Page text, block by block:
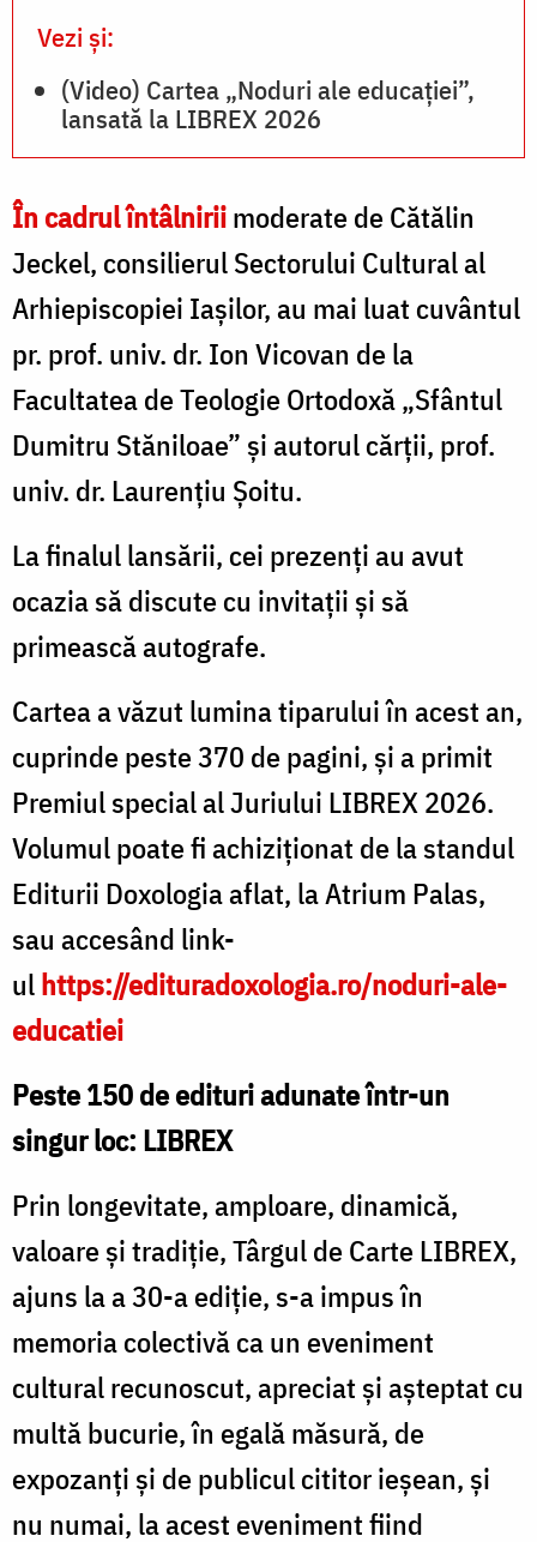
Vezi și:
(Video) Cartea „Noduri ale educației”,
lansată la LIBREX 2026
În cadrul întâlniriimoderate de Cătălin
Jeckel, consilierul Sectorului Cultural al
Arhiepiscopiei Iașilor, au mai luat cuvântul
pr. prof. univ. dr. Ion Vicovan de la
Facultatea de Teologie Ortodoxă „Sfântul
Dumitru Stăniloae” și autorul cărții, prof.
univ. dr. Laurențiu Șoitu.
La finalul lansării, cei prezenți au avut
ocazia să discute cu invitații și să
primească autografe.
Cartea a văzut lumina tiparului în acest an,
cuprinde peste 370 de pagini, și a primit
Premiul special al Juriului LIBREX 2026.
Volumul poate fi achiziționat de la standul
Editurii Doxologia aflat, la Atrium Palas,
sau accesând link-
ulhttps://edituradoxologia.ro/noduri-ale-
educatiei
Peste 150 de edituri adunate într-un
singur loc: LIBREX
Prin longevitate, amploare, dinamică,
valoare şi tradiţie, Târgul de Carte LIBREX,
ajuns la a 30-a ediție, s-a impus în
memoria colectivă ca un eveniment
cultural recunoscut, apreciat şi aşteptat cu
multă bucurie, în egală măsură, de
expozanţi şi de publicul cititor ieşean, şi
nu numai, la acest eveniment fiind